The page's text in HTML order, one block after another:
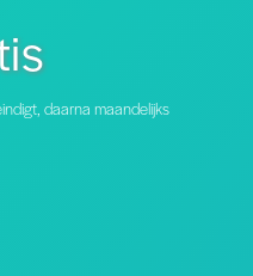
daarna maandelijks